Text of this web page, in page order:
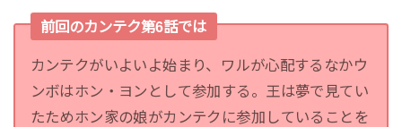
前回のカンテク第6話では
カンテクがいよいよ始まり、ワルが心配するなかウ
ンボはホン・ヨンとして参加する。王は夢で見てい
たためホン家の娘がカンテクに参加していることを